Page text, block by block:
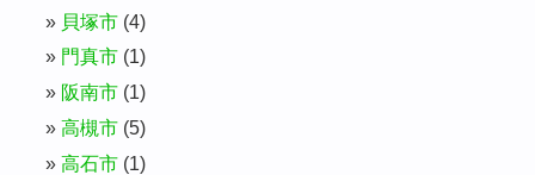
貝塚市 (4)
門真市 (1)
阪南市 (1)
高槻市 (5)
高石市 (1)